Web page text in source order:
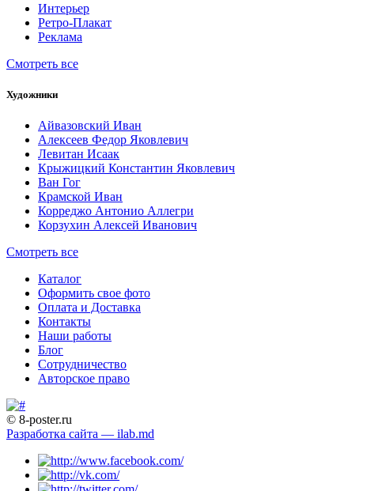
Интерьер
Ретро-Плакат
Реклама
Смотреть все
Художники
Айвазовский Иван
Алексеев Федор Яковлевич
Левитан Исаак
Крыжицкий Константин Яковлевич
Ван Гог
Крамской Иван
Корреджо Антонио Аллегри
Корзухин Алексей Иванович
Смотреть все
Каталог
Оформить свое фото
Оплата и Доставка
Контакты
Наши работы
Блог
Сотрудничество
Авторское право
© 8-poster.ru
Разработка сайта — ilab.md